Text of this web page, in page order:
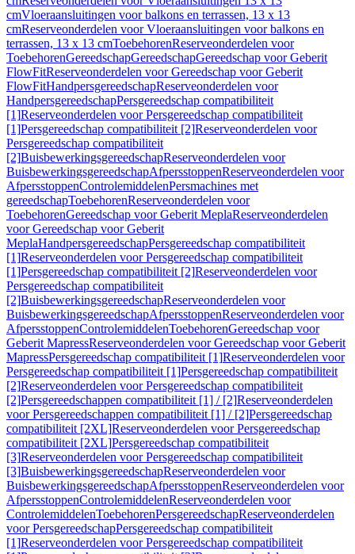
cmVloeraansluitingen voor balkons en terrassen, 13 x 13
cmReserveonderdelen voor Vloeraansluitingen voor balkons en
terrassen, 13 x 13 cmToebehorenReserveonderdelen voor
ToebehorenGereedschapGereedschapGereedschap voor Geberit
FlowFitReserveonderdelen voor Gereedschap voor Geberit
FlowFitHandpersgereedschapReserveonderdelen voor
HandpersgereedschapPersgereedschap compatibiliteit
[1]Reserveonderdelen voor Persgereedschap compatibiliteit
[1]Persgereedschap compatibiliteit [2]Reserveonderdelen voor
Persgereedschap compatibiliteit
[2]BuisbewerkingsgereedschapReserveonderdelen voor
BuisbewerkingsgereedschapAfpersstoppenReserveonderdelen voor
AfpersstoppenControlemiddelenPersmachines met
gereedschapToebehorenReserveonderdelen voor
ToebehorenGereedschap voor Geberit MeplaReserveonderdelen
voor Gereedschap voor Geberit
MeplaHandpersgereedschapPersgereedschap compatibiliteit
[1]Reserveonderdelen voor Persgereedschap compatibiliteit
[1]Persgereedschap compatibiliteit [2]Reserveonderdelen voor
Persgereedschap compatibiliteit
[2]BuisbewerkingsgereedschapReserveonderdelen voor
BuisbewerkingsgereedschapAfpersstoppenReserveonderdelen voor
AfpersstoppenControlemiddelenToebehorenGereedschap voor
Geberit MapressReserveonderdelen voor Gereedschap voor Geberit
MapressPersgereedschap compatibiliteit [1]Reserveonderdelen voor
Persgereedschap compatibiliteit [1]Persgereedschap compatibiliteit
[2]Reserveonderdelen voor Persgereedschap compatibiliteit
[2]Persgereedschappen compatibiliteit [1] / [2]Reserveonderdelen
voor Persgereedschappen compatibiliteit [1] / [2]Persgereedschap
compatibiliteit [2XL]Reserveonderdelen voor Persgereedschap
compatibiliteit [2XL]Persgereedschap compatibiliteit
[3]Reserveonderdelen voor Persgereedschap compatibiliteit
[3]BuisbewerkingsgereedschapReserveonderdelen voor
BuisbewerkingsgereedschapAfpersstoppenReserveonderdelen voor
AfpersstoppenControlemiddelenReserveonderdelen voor
ControlemiddelenToebehorenPersgereedschapReserveonderdelen
voor PersgereedschapPersgereedschap compatibiliteit
[1]Reserveonderdelen voor Persgereedschap compatibiliteit